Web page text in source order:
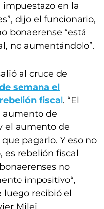
impuestazo en la
dijo el funcionario,
bonaerense “está
no aumentándolo”.
al cruce de
semana el
fiscal. “El
aumento de
el aumento de
pagarlo. Y eso no
es rebelión fiscal
no
impositivo“,
luego recibió el
Milei.